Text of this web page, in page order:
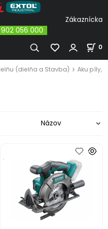
902 056 000
0
(dielňa a Stavba)
Aku píly,
.